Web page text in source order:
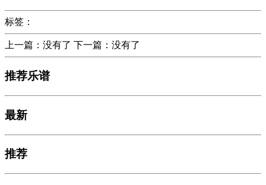
标签：
上一篇：没有了 下一篇：没有了
推荐乐谱
最新
推荐